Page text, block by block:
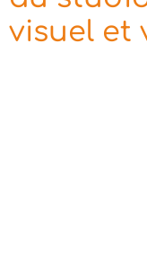
visuel et